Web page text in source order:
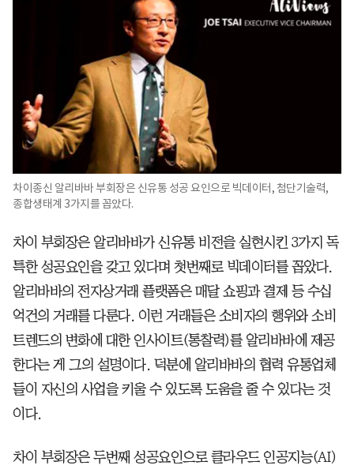
차이종신 알리바바 부회장은 신유통 성공 요인으로 빅데이터, 첨단기술력,
종합생태계 3가지를 꼽았다.
차이 부회장은 알리바바가 신유통 비전을 실현시킨 3가지 독
특한 성공요인을 갖고 있다며 첫번째로 빅데이터를 꼽았다.
알리바바의 전자상거래 플랫폼은 매달 쇼핑과 결제 등 수십
억건의 거래를 다룬다. 이런 거래들은 소비자의 행위와 소비
트렌드의 변화에 대한 인사이트(통찰력)를 알리바바에 제공
한다는 게 그의 설명이다. 덕분에 알리바바의 협력 유통업체
들이 자신의 사업을 키울 수 있도록 도움을 줄 수 있다는 것
이다.
차이 부회장은 두번째 성공요인으로 클라우드 인공지능(AI)